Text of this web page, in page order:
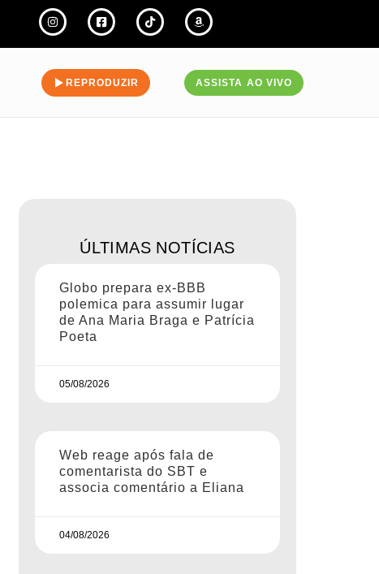
REPRODUZIR ASSISTA AO VIVO
ÚLTIMAS NOTÍCIAS
Globo prepara ex-BBB
polemica para assumir lugar
de Ana Maria Braga e Patrícia
Poeta
05/08/2026
Web reage após fala de
comentarista do SBT e
associa comentário a Eliana
04/08/2026